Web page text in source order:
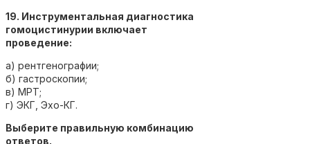
19. Инструментальная диагностика
гомоцистинурии включает
проведение:
а) рентгенографии;
б) гастроскопии;
в) МРТ;
г) ЭКГ, Эхо-КГ.
Выберите правильную комбинацию
ответов.